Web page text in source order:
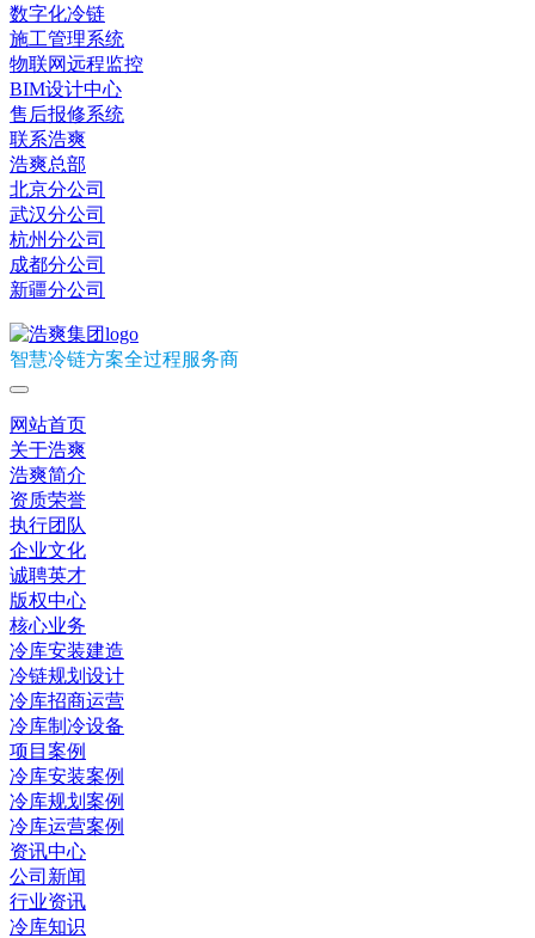
数字化冷链
施工管理系统
物联网远程监控
BIM设计中心
售后报修系统
联系浩爽
浩爽总部
北京分公司
武汉分公司
杭州分公司
成都分公司
新疆分公司
智慧冷链方案全过程服务商
网站首页
关于浩爽
浩爽简介
资质荣誉
执行团队
企业文化
诚聘英才
版权中心
核心业务
冷库安装建造
冷链规划设计
冷库招商运营
冷库制冷设备
项目案例
冷库安装案例
冷库规划案例
冷库运营案例
资讯中心
公司新闻
行业资讯
冷库知识